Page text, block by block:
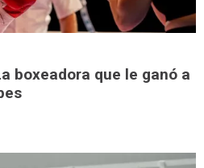
boxeadora que le ganó a